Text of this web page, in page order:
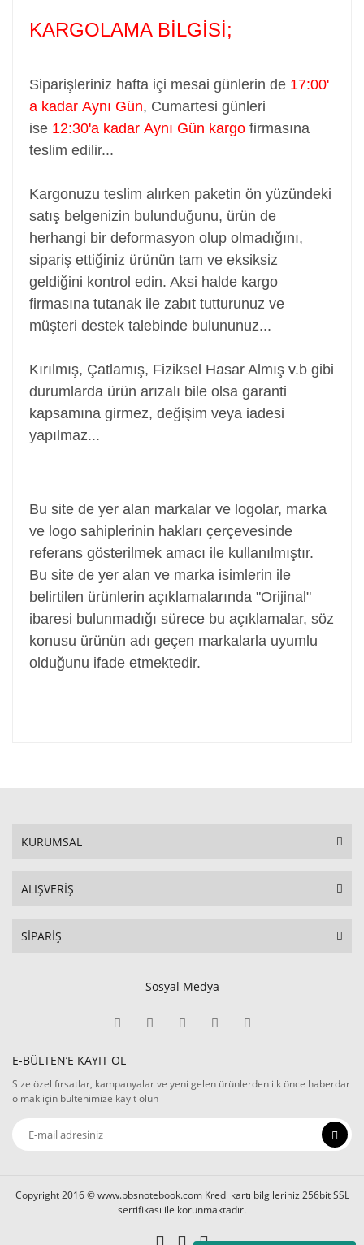
KARGOLAMA BİLGİSİ;
Siparişleriniz hafta içi mesai günlerin de 17:00'
a kadar Aynı Gün, Cumartesi günleri
ise 12:30'a kadar Aynı Gün kargo firmasına
teslim edilir...
Kargonuzu teslim alırken paketin ön yüzündeki
satış belgenizin bulunduğunu, ürün de
herhangi bir deformasyon olup olmadığını,
sipariş ettiğiniz ürünün tam ve eksiksiz
geldiğini kontrol edin. Aksi halde kargo
firmasına tutanak ile zabıt tutturunuz ve
müşteri destek talebinde bulununuz...
Kırılmış, Çatlamış, Fiziksel Hasar Almış v.b gibi
durumlarda ürün arızalı bile olsa garanti
kapsamına girmez, değişim veya iadesi
yapılmaz...
Bu site de yer alan markalar ve logolar, marka
ve logo sahiplerinin hakları çerçevesinde
referans gösterilmek amacı ile kullanılmıştır.
Bu site de yer alan ve marka isimlerin ile
belirtilen ürünlerin açıklamalarında "Orijinal"
ibaresi bulunmadığı sürece bu açıklamalar, söz
konusu ürünün adı geçen markalarla uyumlu
olduğunu ifade etmektedir.
KURUMSAL
ALIŞVERİŞ
SİPARİŞ
Sosyal Medya
E-BÜLTEN’E KAYIT OL
Size özel fırsatlar, kampanyalar ve yeni gelen ürünlerden ilk önce haberdar
olmak için bültenimize kayıt olun
Copyright 2016 © www.pbsnotebook.com Kredi kartı bilgileriniz 256bit SSL
sertifikası ile korunmaktadır.